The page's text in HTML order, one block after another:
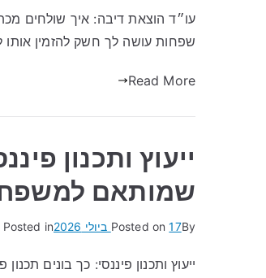
עו״ד הוצאת דיבה: איך שולחים
שפחות עושה לך חשק להזמין אותו
Read More
ייעוץ ותכנון
שמותאם
By
Posted on17 ביולי 2026 Posted in
ייעוץ ותכנון פיננסי: כך בונים